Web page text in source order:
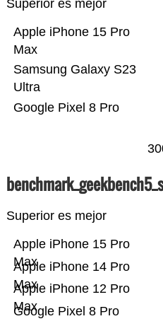
Superior es mejor
Google Pixel 8 Pro
Samsung Galaxy S23
Ultra
Apple iPhone 15 Pro
Max
Superior es mejor
Google Pixel 8 Pro
Apple iPhone 12 Pro
Max
Apple iPhone 14 Pro
Max
Apple iPhone 15 Pro
Max